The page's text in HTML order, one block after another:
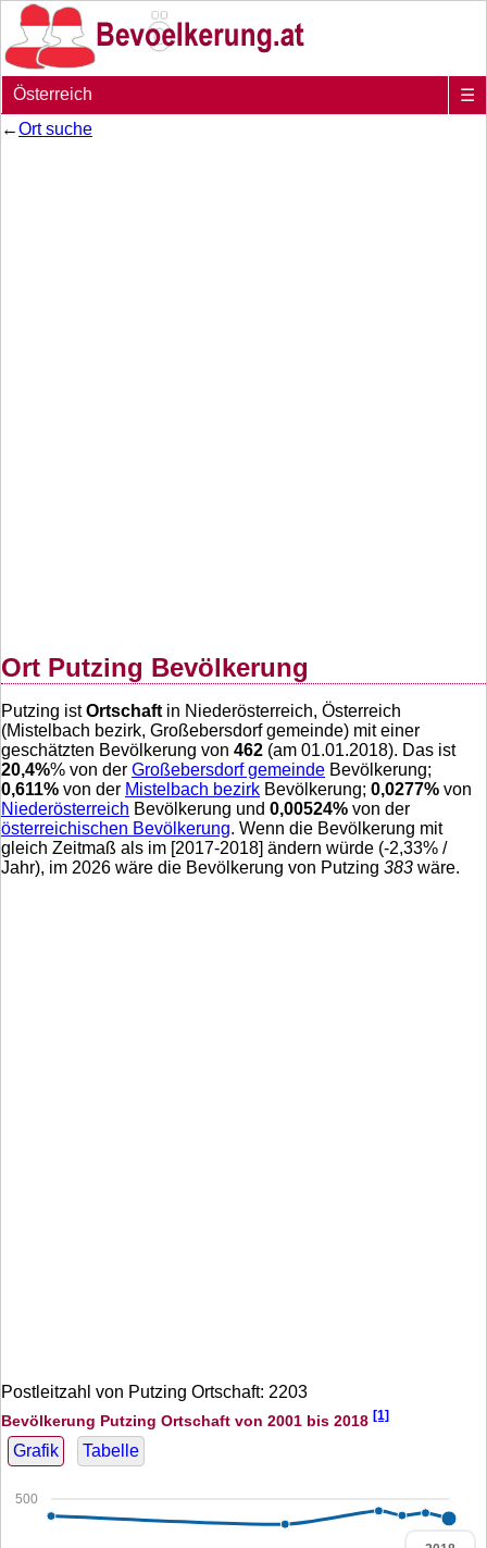
Österreich
☰
←Ort suche
Ort Putzing Bevölkerung
Putzing istOrtschaft in Niederösterreich, Österreich
(Mistelbach bezirk, Großebersdorf gemeinde) mit einer
geschätzten Bevölkerung von 462 (am 01.01.2018). Das ist
20,4%% von der Großebersdorf gemeinde Bevölkerung;
0,611% von der Mistelbach bezirk Bevölkerung; 0,0277% von
Niederösterreich Bevölkerung und 0,00524% von der
österreichischen Bevölkerung. Wenn die Bevölkerung mit
gleich Zeitmaß als im [2017-2018] ändern würde (-2,33% /
Jahr), im 2026 wäre die Bevölkerung von Putzing 383 wäre.
Postleitzahl von Putzing Ortschaft: 2203
Bevölkerung Putzing Ortschaft von 2001 bis 2018 [1]
Grafik Tabelle
500